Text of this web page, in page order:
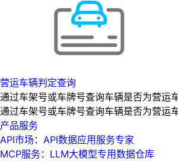
营运车辆判定查询
通过车架号或车牌号查询车辆是否为营运
通过车架号或车牌号查询车辆是否为营运
产品服务
API市场：API数据应用服务专家
MCP服务：LLM大模型专用数据仓库